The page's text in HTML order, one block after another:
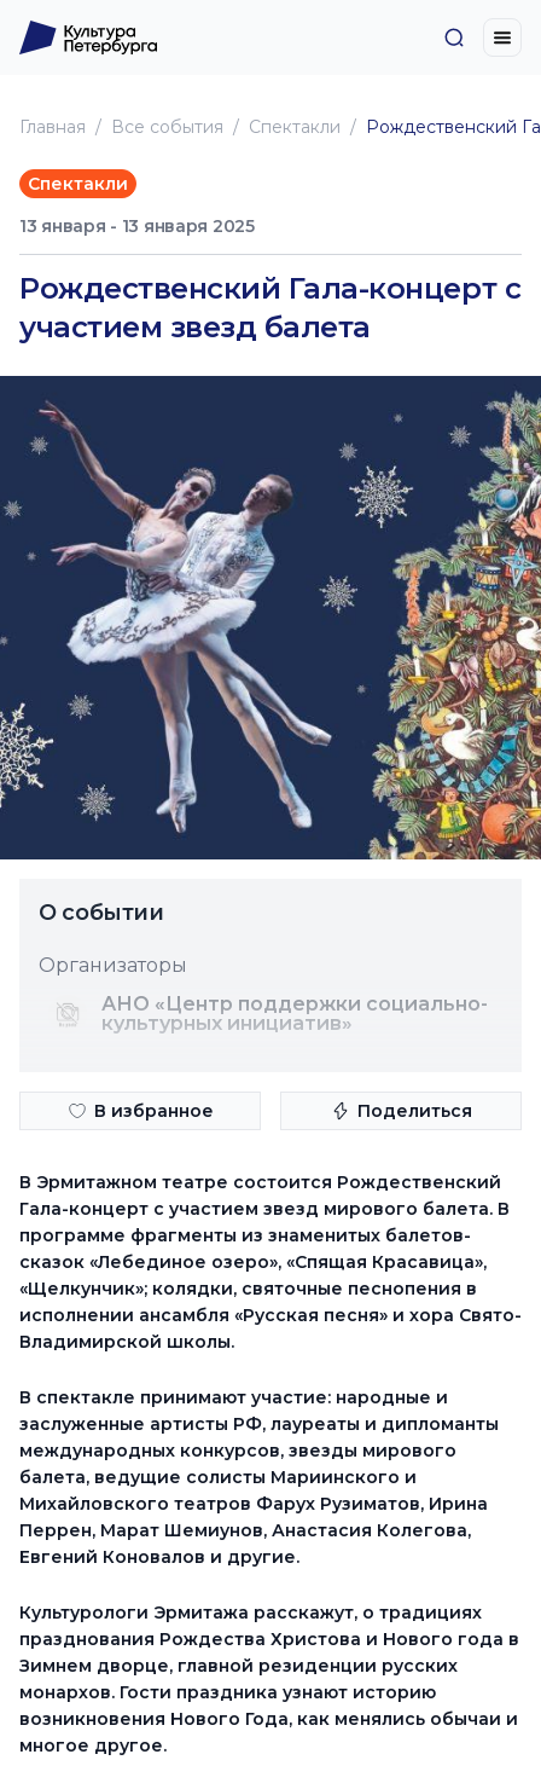
Главная Все события Спектакли Рождественский
Спектакли
13 января - 13 января 2025
Рождественский Гала-концерт с
участием звезд балета
О событии
Организаторы
АНО «Центр поддержки социально-
культурных инициатив»
В избранное Поделиться
В Эрмитажном театре состоится Рождественский
Гала-концерт с участием звезд мирового балета. В
программе фрагменты из знаменитых балетов-
сказок «Лебединое озеро», «Спящая Красавица»,
«Щелкунчик»; колядки, святочные песнопения в
исполнении ансамбля «Русская песня» и хора Свято-
Владимирской школы.
В спектакле принимают участие: народные и
заслуженные артисты РФ, лауреаты и дипломанты
международных конкурсов, звезды мирового
балета, ведущие солисты Мариинского и
Михайловского театров Фарух Рузиматов, Ирина
Перрен, Марат Шемиунов, Анастасия Колегова,
Евгений Коновалов и другие.
Культурологи Эрмитажа расскажут, о традициях
празднования Рождества Христова и Нового года в
Зимнем дворце, главной резиденции русских
монархов. Гости праздника узнают историю
возникновения Нового Года, как менялись обычаи и
многое другое.